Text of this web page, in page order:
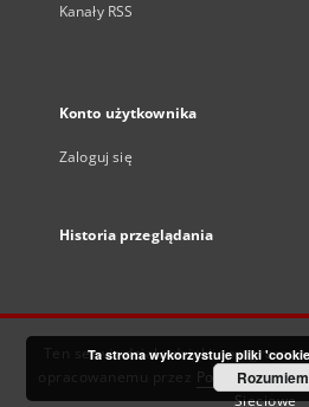
Kanały RSS
Konto użytkownika
Zaloguj się
Historia przeglądania
Ten serwis działa dzięki
Poznańskie
Sieciowe
Ta strona wykorzystuje pliki
Rozumiem